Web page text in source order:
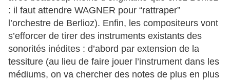
: il faut attendre WAGNER pour “rattraper”
l’orchestre de Berlioz). Enfin, les compositeurs vont
s’efforcer de tirer des instruments existants des
sonorités inédites : d’abord par extension de la
tessiture (au lieu de faire jouer l’instrument dans les
médiums, on va chercher des notes de plus en plus